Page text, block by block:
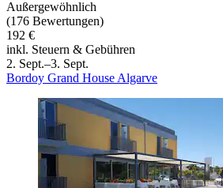
Außergewöhnlich
(176 Bewertungen)
192 €
inkl. Steuern & Gebühren
2. Sept.–3. Sept.
Bordoy Grand House Algarve